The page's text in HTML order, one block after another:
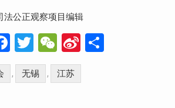
法公正观察项目编辑
Facebook
Twitter
WeChat
Sina
Weibo
分
, 无锡 , 江苏